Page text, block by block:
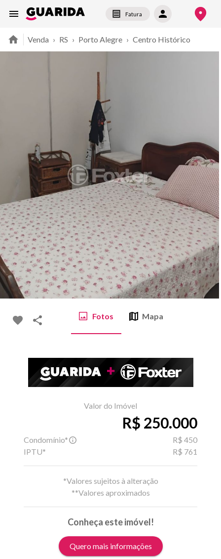
Fatura
Venda › RS › Porto Alegre › Centro Histórico
Fotos Mapa
Valor do Imóvel
R$ 250.000
Condomínio*
R$ 450
IPTU*
R$ 761
*Valores sujeitos à alteração
**Valores aproximados
Conheça este imóvel!
Quero mais informações